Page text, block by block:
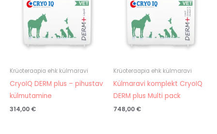
Krüoteraapia ehk külmaravi
CryoIQ DERM plus – pihustav
külmutamine
314,00 €
Krüoteraapia ehk külmaravi
Külmaravi komplekt CryoIQ
DERM plus Multi pack
748,00 €